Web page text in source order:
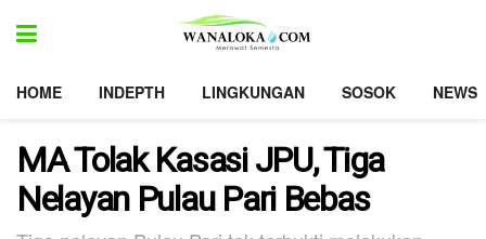
HOME INDEPTH LINGKUNGAN SOSOK NEWS
MA Tolak Kasasi JPU, Tiga
Nelayan Pulau Pari Bebas